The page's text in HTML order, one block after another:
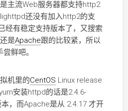
主流Web服务器都支持http2
还没有加入http2的支
经有稳定支持版本了，又搜索
是Apache跟的比较紧，所以
尝鲜吧。
机里的CentOS Linux release
安装httpd的话是2.4.6-
，而Apache是从 2.4.17 才开